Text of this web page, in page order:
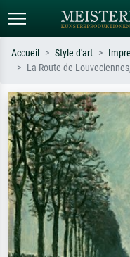
Recherchez par artiste, titre ou
ex. Monet, Nuit étoilée,
impressionnisme, vague de
nu.
Accueil Style d'art
La Route de